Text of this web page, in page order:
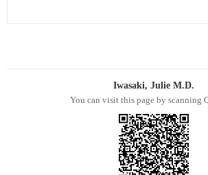
Iwasaki, Julie M.D.
You can visit this page by scanning